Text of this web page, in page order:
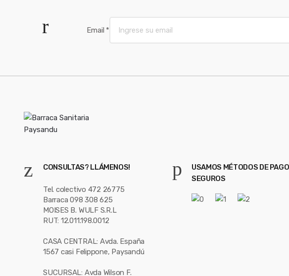
Email *
CONSULTAS? LLÁMENOS!
Tel. colectivo 472 26775
Barraca 098 308 625
MOISES B. WULF S.R.L
RUT: 12.011.198.0012
CASA CENTRAL: Avda. España
1567 casi Felippone, Paysandú
SUCURSAL: Avda Wilson F.
USAMOS MÉTODOS DE PAGO
SEGUROS